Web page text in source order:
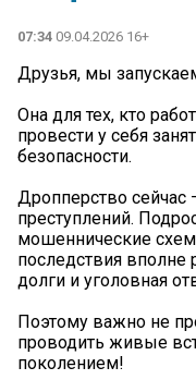
07:34 09.04.2026 16+
Друзья, мы
Она для тех, кто
провести у себя
безопасности.
Дропперство сейчас
преступлений.
мошеннические
последствия вполне
долги и уголовная
Поэтому важно не
проводить живые
поколением!